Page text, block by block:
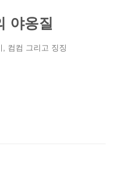
야옹질
컴컴 그리고 징징